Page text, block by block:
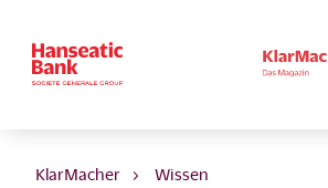
KlarMacher Wissen